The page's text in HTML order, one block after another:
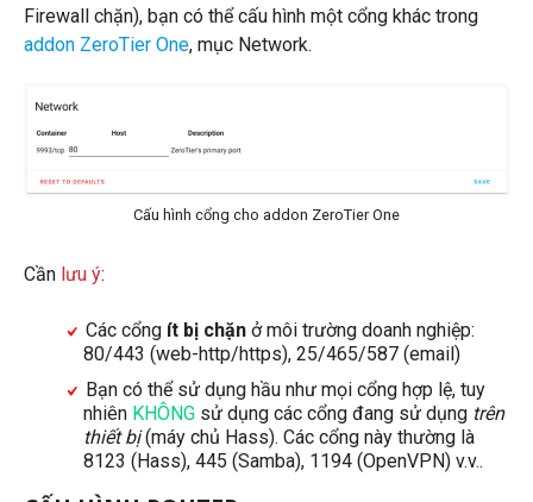
Firewall chặn), bạn có thể cấu hình một cổng khác trong
addon ZeroTier One, mục Network.
Cấu hình cổng cho addon ZeroTier One
Cần lưu ý:
Các cổng ít bị chặnở môi trường doanh nghiệp:
80/443 (web-http/https), 25/465/587 (email)
Bạn có thể sử dụng hầu như mọi cổng hợp lệ, tuy
nhiên KHÔNGsử dụng các cổng đang sử dụng trên
thiết bị(máy chủ Hass). Các cổng này thường là
8123 (Hass), 445 (Samba), 1194 (OpenVPN) v.v..